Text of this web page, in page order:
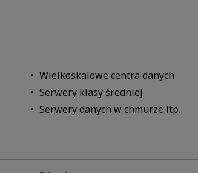
Wielkoskalowe centra danych
Serwery klasy średniej
Serwery danych w chmurze itp.